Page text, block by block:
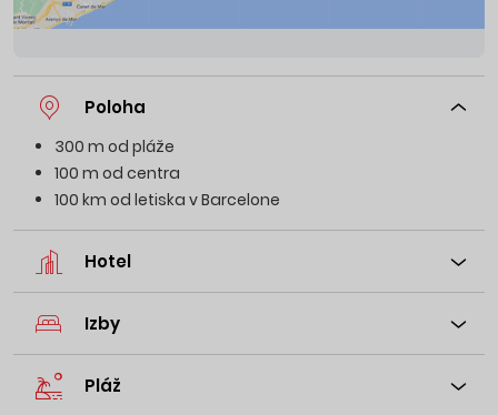
Poloha
300 m od pláže
100 m od centra
100 km od letiska v Barcelone
Hotel
Izby
Pláž